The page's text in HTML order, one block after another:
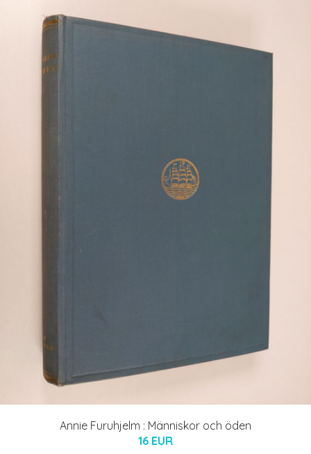
Annie Furuhjelm : Människor och öden
16 EUR